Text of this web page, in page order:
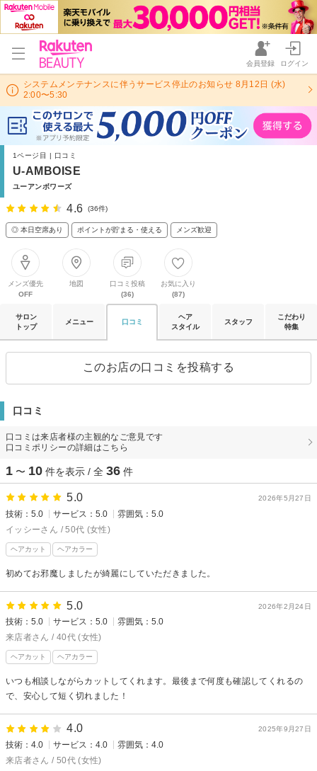
会員登録 ログイン
システムメンテナンスに伴うサービス停止のお知らせ 8月12日 (水)
2:00〜5:30
1ページ目 | 口コミ
U-AMBOISE
ユーアンボワーズ
4.6 (36件)
◎ 本日空席あり ポイントが貯まる・使える メンズ歓迎
メンズ優先
OFF
地図
口コミ投稿
(36)
お気に入り
(87)
サロン
トップ
メニュー 口コミ
ヘア
スタイル
スタッフ
こだわり
特集
このお店の口コミを投稿する
口コミ
口コミは来店者様の主観的なご意見です
口コミポリシーの詳細はこちら
1 〜 10 件を表示 / 全 36 件
2026年5月27日
5.0
技術：5.0 サービス：5.0
雰囲気：5.0
イッシーさん / 50代 (女性)
ヘアカット ヘアカラー
初めてお邪魔しましたが綺麗にしていただきました。
2026年2月24日
5.0
技術：5.0 サービス：5.0
雰囲気：5.0
来店者さん / 40代 (女性)
ヘアカット ヘアカラー
いつも相談しながらカットしてくれます。最後まで何度も確認してくれるの
で、安心して短く切れました！
2025年9月27日
4.0
技術：4.0 サービス：4.0
雰囲気：4.0
来店者さん / 50代 (女性)